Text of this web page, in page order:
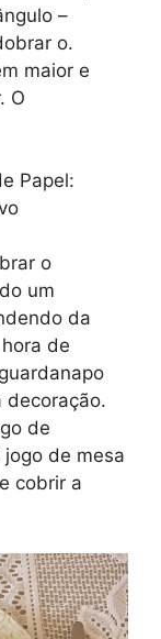
–
o.
maior e
O
o
um
da
de
decoração.
de
jogo de mesa
cobrir a